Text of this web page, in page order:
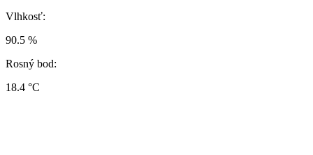
Vlhkosť:
90.5 %
Rosný bod:
18.4 °C